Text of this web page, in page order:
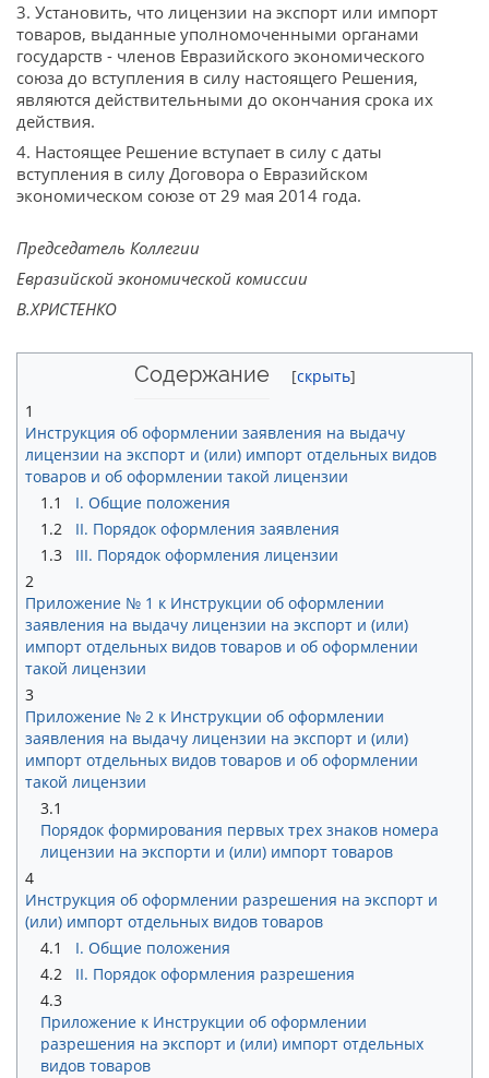
3. Установить, что лицензии на экспорт или импорт
товаров, выданные уполномоченными органами
государств - членов Евразийского экономического
союза до вступления в силу настоящего Решения,
являются действительными до окончания срока их
действия.
4. Настоящее Решение вступает в силу с даты
вступления в силу Договора о Евразийском
экономическом союзе от 29 мая 2014 года.
Председатель Коллегии
Евразийской экономической комиссии
В.ХРИСТЕНКО
Содержание
1
Инструкция об оформлении заявления на выдачу
лицензии на экспорт и (или) импорт отдельных видов
товаров и об оформлении такой лицензии
1.1
I. Общие положения
1.2
II. Порядок оформления заявления
1.3
III. Порядок оформления лицензии
2
Приложение № 1 к Инструкции об оформлении
заявления на выдачу лицензии на экспорт и (или)
импорт отдельных видов товаров и об оформлении
такой лицензии
3
Приложение № 2 к Инструкции об оформлении
заявления на выдачу лицензии на экспорт и (или)
импорт отдельных видов товаров и об оформлении
такой лицензии
3.1
Порядок формирования первых трех знаков номера
лицензии на экспорти и (или) импорт товаров
4
Инструкция об оформлении разрешения на экспорт и
(или) импорт отдельных видов товаров
4.1
I. Общие положения
4.2
II. Порядок оформления разрешения
4.3
Приложение к Инструкции об оформлении
разрешения на экспорт и (или) импорт отдельных
видов товаров